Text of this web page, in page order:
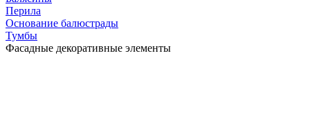
Перила
Основание балюстрады
Тумбы
Фасадные декоративные элементы